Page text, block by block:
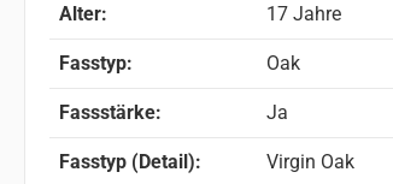
Alter: 17 Jahre
Fasstyp: Oak
Fassstärke: Ja
Fasstyp (Detail): Virgin Oak